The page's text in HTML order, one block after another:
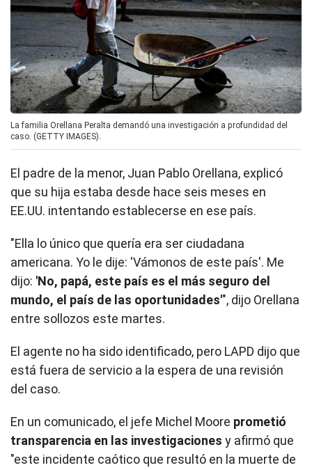
La familia Orellana Peralta demandó una investigación a profundidad del
caso. (GETTY IMAGES).
El padre de la menor, Juan Pablo Orellana, explicó
que su hija estaba desde hace seis meses en
EE.UU. intentando establecerse en ese país.
"Ella lo único que quería era ser ciudadana
americana. Yo le dije: 'Vámonos de este país'. Me
dijo: 'No, papá, este país es el más seguro del
mundo, el país de las oportunidades'", dijo Orellana
entre sollozos este martes.
El agente no ha sido identificado, pero LAPD dijo que
está fuera de servicio a la espera de una revisión
del caso.
En un comunicado, el jefe Michel Moore prometió
transparencia en las investigaciones y afirmó que
"este incidente caótico que resultó en la muerte de